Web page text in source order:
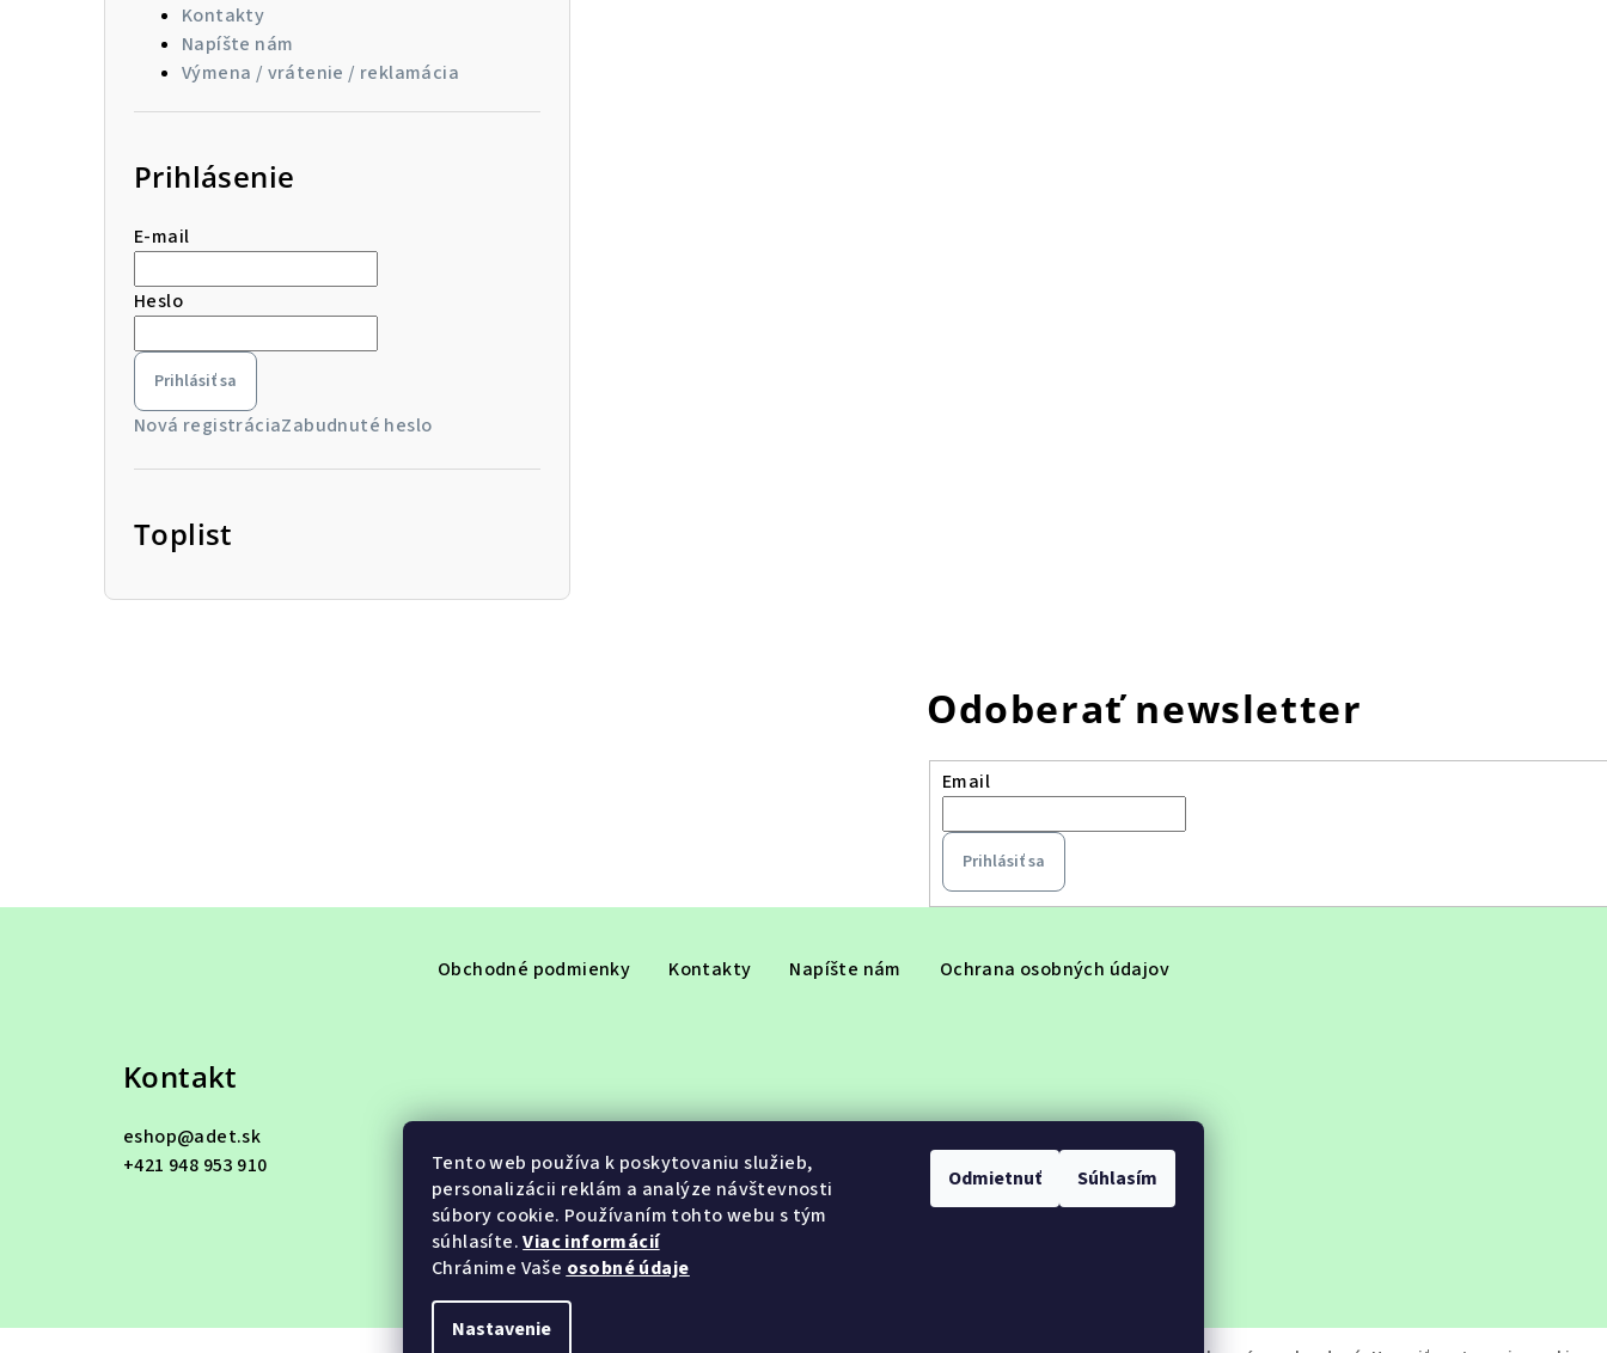
Tento web používa k poskytovaniu služieb,
personalizácii reklám a analýze návštevnosti
súbory cookie. Používaním tohto webu s tým
súhlasíte.Viac informácií
Chránime Vaše osobné údaje
Nastavenie
Odmietnuť Súhlasím
Kontakty
Napíšte nám
Výmena / vrátenie / reklamácia
Prihlásenie
E-mail
Heslo
Prihlásiť sa
Nová registráciaZabudnuté heslo
Toplist
Odoberať newsletter
Email
Prihlásiť sa
Obchodné podmienky Kontakty Napíšte nám Ochrana osobných údajov
Kontakt
eshop@adet.sk
+421 948 953 910